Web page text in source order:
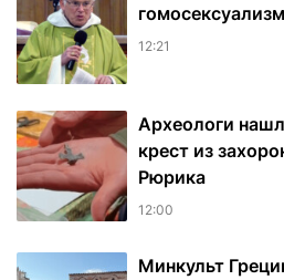
12:21
Археологи
крест из
Рюрика
12:00
Минкульт